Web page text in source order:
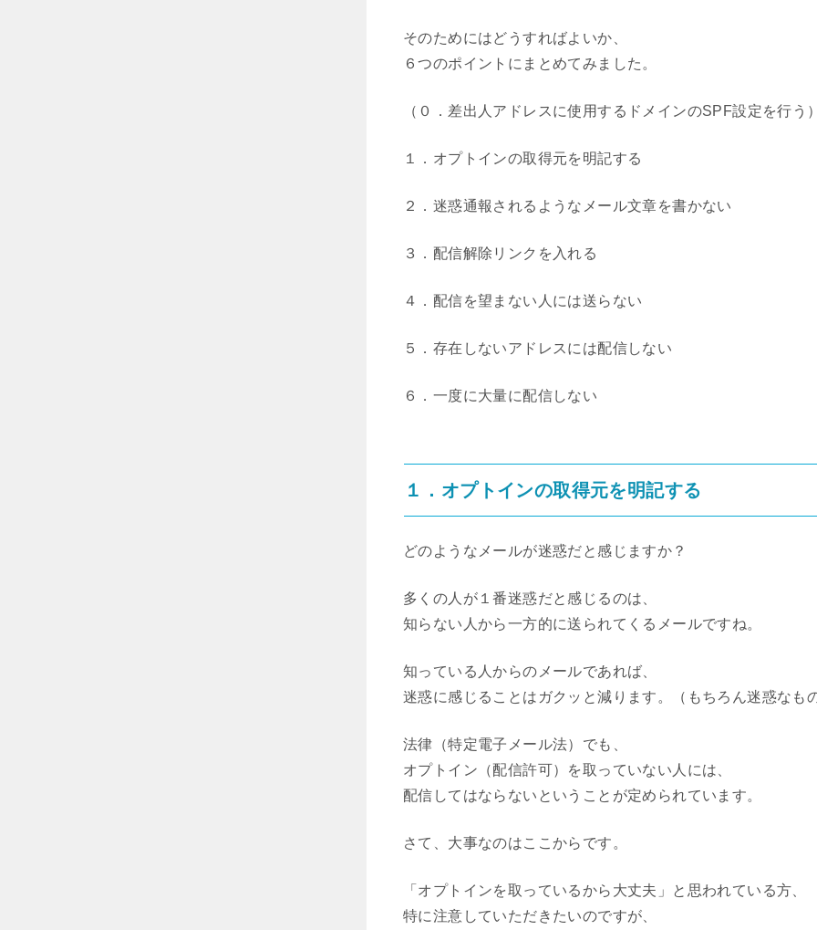
そのためにはどうすればよいか、
６つのポイントにまとめてみました。
（０．差出人アドレスに使用するドメインのSPF設定を行う
１．オプトインの取得元を明記する
２．迷惑通報されるようなメール文章を書かない
３．配信解除リンクを入れる
４．配信を望まない人には送らない
５．存在しないアドレスには配信しない
６．一度に大量に配信しない
１．オプトインの取得元を明記する
どのようなメールが迷惑だと感じますか？
多くの人が１番迷惑だと感じるのは、
知らない人から一方的に送られてくるメールですね。
知っている人からのメールであれば、
迷惑に感じることはガクッと減ります。（もちろん迷惑なも
法律（特定電子メール法）でも、
オプトイン（配信許可）を取っていない人には、
配信してはならないということが定められています。
さて、大事なのはここからです。
「オプトインを取っているから大丈夫」と思われている方、
特に注意していただきたいのですが、